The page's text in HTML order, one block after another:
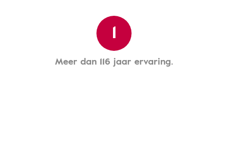
1
Meer dan 116 jaar ervaring.